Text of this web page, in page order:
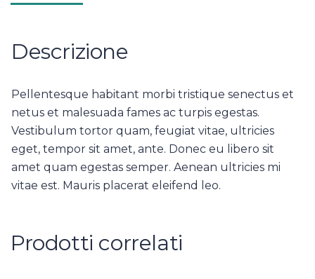
Descrizione
Pellentesque habitant morbi tristique senectus et
netus et malesuada fames ac turpis egestas.
Vestibulum tortor quam, feugiat vitae, ultricies
eget, tempor sit amet, ante. Donec eu libero sit
amet quam egestas semper. Aenean ultricies mi
vitae est. Mauris placerat eleifend leo.
Prodotti correlati